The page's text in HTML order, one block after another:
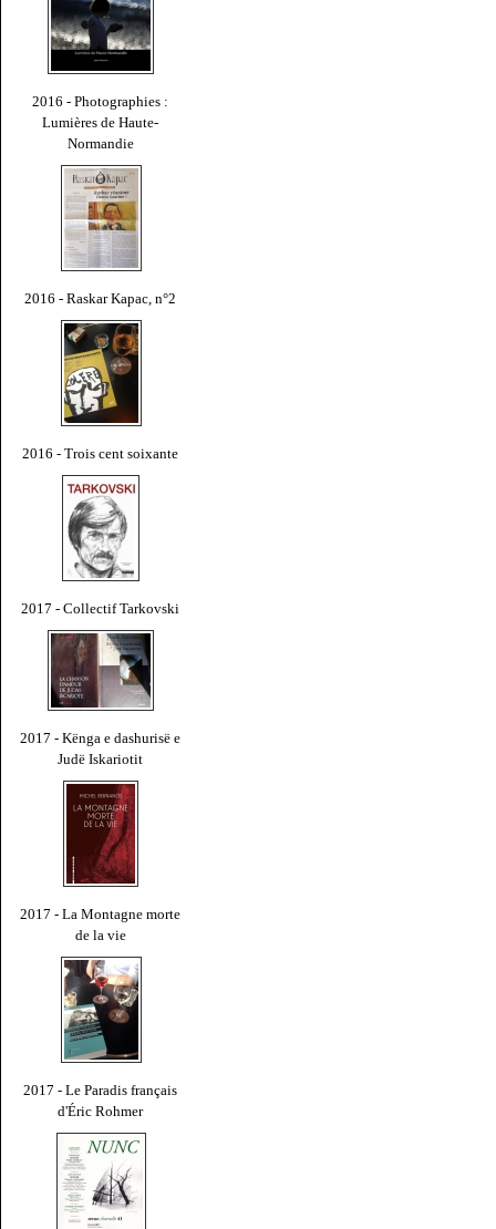
2016 - Photographies :
Lumières de Haute-
Normandie
2016 - Raskar Kapac, n°2
2016 - Trois cent soixante
2017 - Collectif Tarkovski
2017 - Kënga e dashurisë e
Judë Iskariotit
2017 - La Montagne morte
de la vie
2017 - Le Paradis français
d'Éric Rohmer